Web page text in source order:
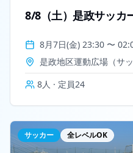
8/8（土）是政サッカ
8月7日(金) 23:30 〜
是政地区運動広場（サッ
8人 · 定員24
サッカー 全レベルOK